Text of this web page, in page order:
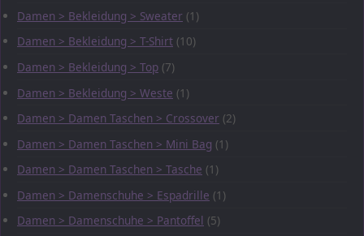
Damen > Bekleidung > Sweater (1)
Damen > Bekleidung > T-Shirt (10)
Damen > Bekleidung > Top (7)
Damen > Bekleidung > Weste (1)
Damen > Damen Taschen > Crossover (2)
Damen > Damen Taschen > Mini Bag (1)
Damen > Damen Taschen > Tasche (1)
Damen > Damenschuhe > Espadrille (1)
Damen > Damenschuhe > Pantoffel (5)